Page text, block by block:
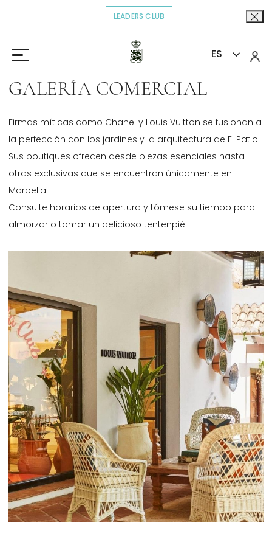
LEADERS CLUB
ES
Inicio Galería Comercial
GALERÍA COMERCIAL
Firmas míticas como Chanel y Louis Vuitton se fusionan a
la perfección con los jardines y la arquitectura de El Patio.
Sus boutiques ofrecen desde piezas esenciales hasta
otras exclusivas que se encuentran únicamente en
Marbella.
Consulte horarios de apertura y tómese su tiempo para
almorzar o tomar un delicioso tentenpié.